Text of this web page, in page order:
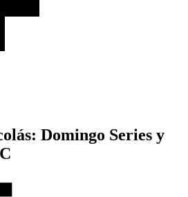
Domingo Series y